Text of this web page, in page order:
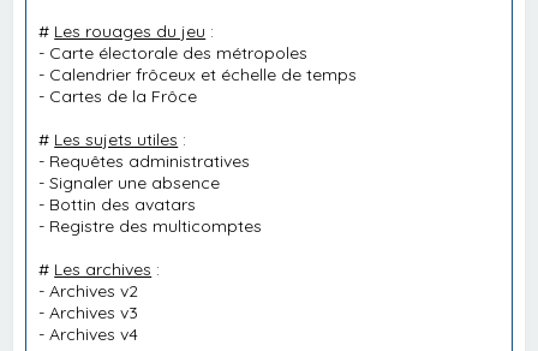
# Les rouages du jeu :
- Carte électorale des métropoles
- Calendrier frôceux et échelle de temps
- Cartes de la Frôce
# Les sujets utiles :
- Requêtes administratives
-Signaler une absence
- Bottin des avatars
- Registre des multicomptes
# Les archives :
-Archives v2
-Archives v3
-Archives v4